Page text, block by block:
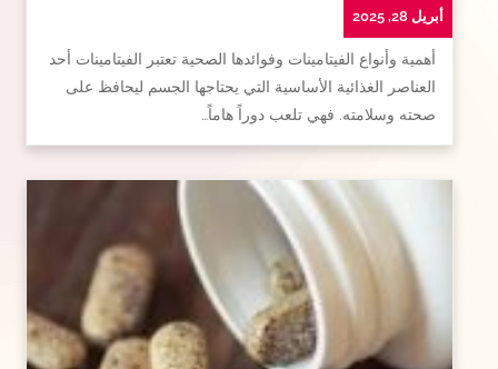
أبريل 28, 2025
أهمية وأنواع الفيتامينات وفوائدها الصحية تعتبر الفيتامينات أحد
العناصر الغذائية الأساسية التي يحتاجها الجسم ليحافظ على
صحته وسلامته. فهي تلعب دوراً هاماً…